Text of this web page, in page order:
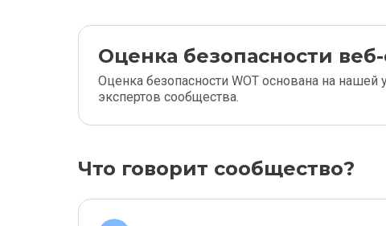
Оценка безопасности веб-
Оценка безопасности WOT основана на нашей
экспертов сообщества.
Что говорит сообщество?